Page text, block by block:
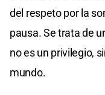
del respeto por la
pausa. Se trata de
no es un privilegio,
mundo.